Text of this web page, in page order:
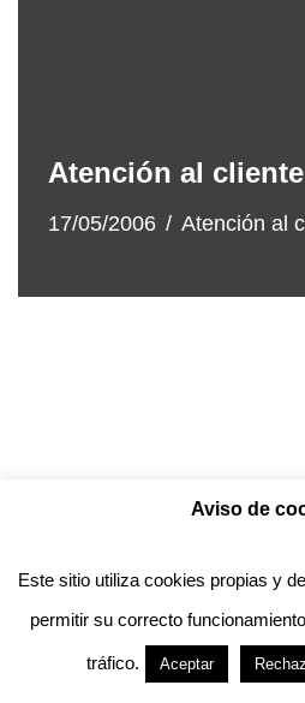
Atención al cliente
17/05/2006 Atención al
Política de
Anotado funciona
diseño del
Aviso de
Este sitio utiliza cookies propias y
permitir su correcto
tráfico. Aceptar